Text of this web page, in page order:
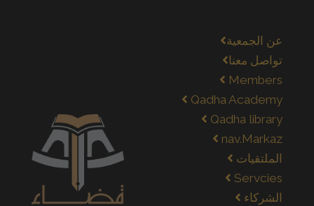
عن الجمعية
تواصل معنا
Members
Qadha Academy
Qadha library
nav.Markaz
الملتقيات
Servcies
الشركاء